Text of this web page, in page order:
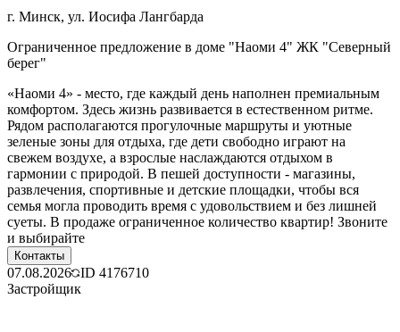
г. Минск, ул. Иосифа Лангбарда
Ограниченное предложение в доме "Наоми 4" ЖК "Северный
берег"
«Наоми 4» - место, где каждый день наполнен премиальным
комфортом. Здесь жизнь развивается в естественном ритме.
Рядом располагаются прогулочные маршруты и уютные
зеленые зоны для отдыха, где дети свободно играют на
свежем воздухе, а взрослые наслаждаются отдыхом в
гармонии с природой. В пешей доступности - магазины,
развлечения, спортивные и детские площадки, чтобы вся
семья могла проводить время с удовольствием и без лишней
суеты. В продаже ограниченное количество квартир! Звоните
и выбирайте
Контакты
07.08.2026 ID 4176710
Застройщик